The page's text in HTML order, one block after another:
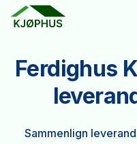
Ferdighus
Sammenlign